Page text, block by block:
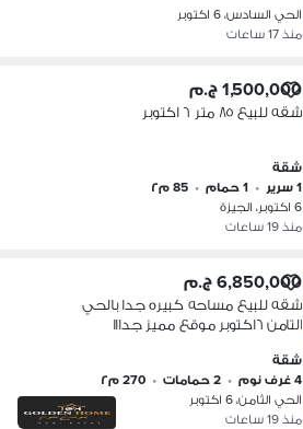
الحي السادس، 6 اكتوبر
منذ 17 ساعات
1,500,000 ج.م
شقه للبيع ٨٥ متر ٦ اكتوبر
شقة
1 سرير
• 1 حمام • 85 م٢
6 اكتوبر، الجيزة
منذ 19 ساعات
6,850,000 ج.م
شقه للبيع مساحه كبيره جدا بالحي
التامن ٦اكتوبر موقع مميز جدااا
شقة
4 غرف نوم
• 2 حمامات • 270 م٢
الحي الثامن، 6 اكتوبر
منذ 19 ساعات